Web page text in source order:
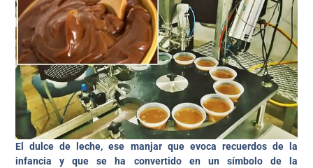
El dulce de leche, ese manjar que evoca recuerdos de la
infancia y que se ha convertido en un símbolo de la